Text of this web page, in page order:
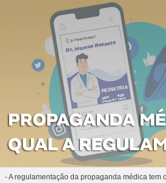
- A regulamentação da propaganda médica tem